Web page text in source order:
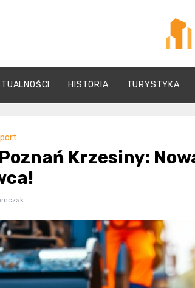
HISTORIA TURYSTYKA
Krzesiny: